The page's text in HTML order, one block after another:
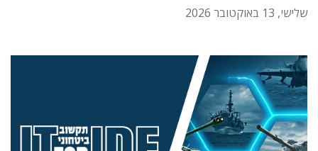
שלישי, 13 באוקטובר 2026